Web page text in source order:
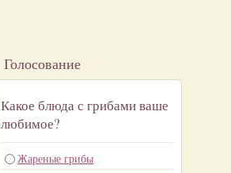
Голосование
Какое блюда с грибами ваше
любимое?
Жареные грибы